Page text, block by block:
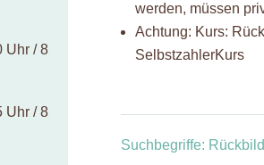
Uhr / 8
Uhr / 8
werden, müssen
Achtung: Kurs:
SelbstzahlerKurs
Suchbegriffe: